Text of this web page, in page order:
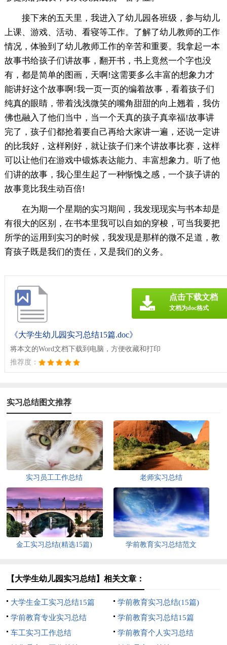
接下来的五天里，我进入了幼儿园各班级，参与幼儿
上课、游戏、活动、看寝等工作。了解了幼儿教师的工作
情况，体验到了幼儿教师工作的辛苦和重要。我拿起一本
故事书给孩子们讲故事，翻开书，书上竟然一个字也没
有，都是简单的图画，天啊!这需要多么丰富的想象力才
能讲好这个故事啊!我一页一页的编着故事，看着孩子们
纯真的眼睛，带着浅浅微笑的嘴角甜甜的向上翘着，我仿
佛也融入了他们当中，当一个天真的孩子真幸福!故事讲
完了，孩子们都抢着要自己再给大家讲一遍，还说一定讲
的比我好，这样刚好，就让孩子们来个讲故事比赛，这样
可以让他们在游戏中锻炼表达能力、丰富想象力。听了他
们讲的故事，我心里生起了一种惭愧之感，一个孩子讲的
故事竟比我生动百倍!
在为期一个星期的实习期间，我发现现实与书本却是
有很大的区别，在书本里我可以自如的穿梭，可当我要把
所学的运用到实习的时候，我发现是那样的微不足道，教
育孩子既是我们的责任，又是我们的义务。
《大学生幼儿园实习总结15篇.doc》
将本文的Word文档下载到电脑，方便收藏和打印
推荐度：
点击下载文档
文档为doc格式
实习总结图文推荐
实习员工工作总结 老师实习总结
金工实习总结(精选15篇) 学前教育实习总结范文
【大学生幼儿园实习总结】相关文章：
大学生金工实习总结15篇
学前教育实习总结(15篇)
学前教育专业实习总结
学前教育实习总结15篇
车工实习工作总结
学前教育个人实习总结